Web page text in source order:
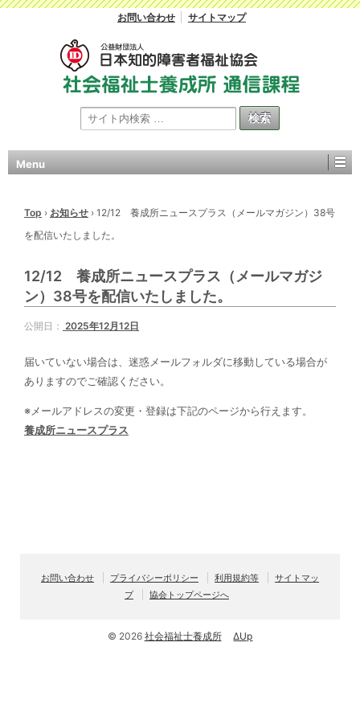
お問い合わせ サイトマップ
Menu
Top › お知らせ › 12/12 養成所ニュースプラス（メールマガジン）38号
を配信いたしました。
12/12 養成所ニュースプラス（メールマガジ
ン）38号を配信いたしました。
公開日： 2025年12月12日
届いていない場合は、迷惑メールフォルダに移動している場合が
ありますのでご確認ください。
※メールアドレスの変更・登録は下記のページから行えます。
養成所ニュースプラス
お問い合わせ プライバシーポリシー 利用規約等
サイトマッ
プ
協会トップページへ
© 2026 社会福祉士養成所 ΔUp